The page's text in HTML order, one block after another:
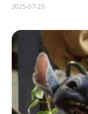
2025-07-25